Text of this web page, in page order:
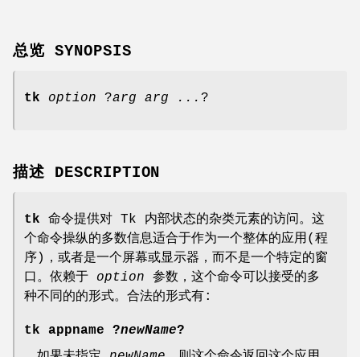
总览 SYNOPSIS
tk option ?arg arg ... ?
描述 DESCRIPTION
tk 命令提供对 Tk 内部状态的杂类元素的访问。这
个命令操纵的多数信息适合于作为一个整体的应用(程
序)，或者是一个屏幕或显示器，而不是一个特定的窗
口。依赖于 option 参数，这个命令可以接受的多
种不同的的形式。合法的形式有:
tk appname ?newName?